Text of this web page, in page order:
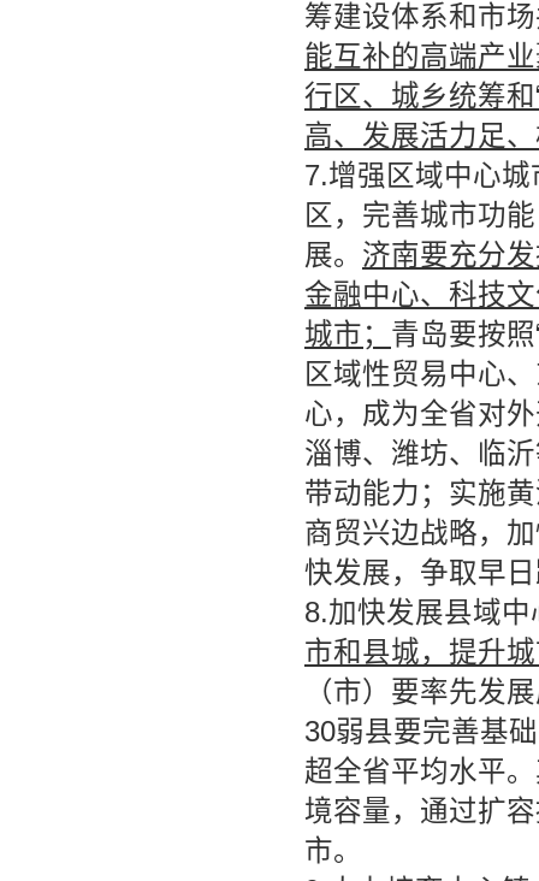
筹建设体系和市
能互补的高端产
行区、城乡统筹
高、发展活力足
7.增强区域中心
区，完善城市功
展。 济南要充分
金融中心、科技
城市； 青岛要按
区域性贸易中心
心，成为全省对
淄博、潍坊、临
带动能力；实施
商贸兴边战略，
快发展，争取早
8.加快发展县域中
市和县城，提升
（市）要率先发
30弱县要完善基
超全省平均水平
境容量，通过扩
市。